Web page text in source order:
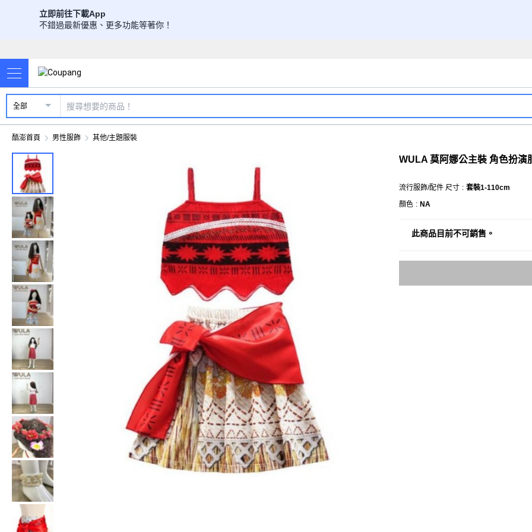
立即前往下載App
不錯過最新優惠、更多功能等著你！
全部
酷澎首頁 男性服飾 其他/主題服裝
WULA 莫阿娜公主裝 角色扮演
流行服飾/配件 尺寸 : 套裝1-110cm
顏色 : NA
此商品目前不可銷售。